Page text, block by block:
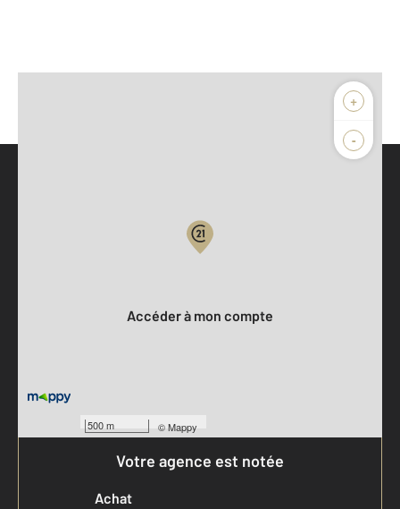
+
-
500 m ©Mappy
Accéder à mon compte
Votre agence est notée
Achat